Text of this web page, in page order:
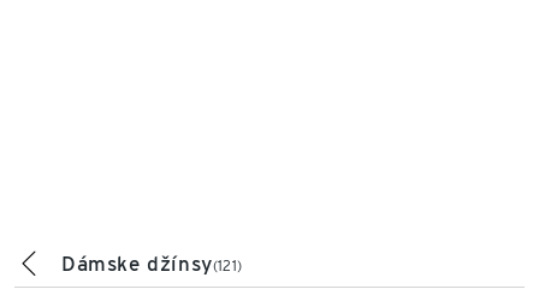
Dámske džínsy(121)